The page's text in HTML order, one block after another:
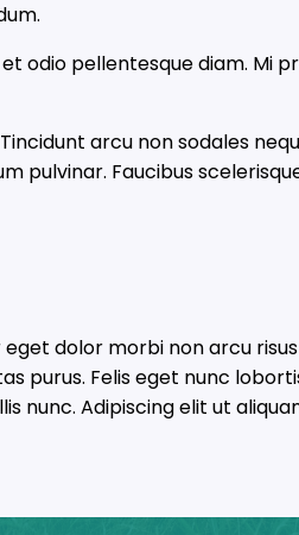
odio pellentesque diam. Mi
arcu non sodales
pulvinar. Faucibus
dolor morbi non arcu risus
purus. Felis eget nunc
nunc. Adipiscing elit ut